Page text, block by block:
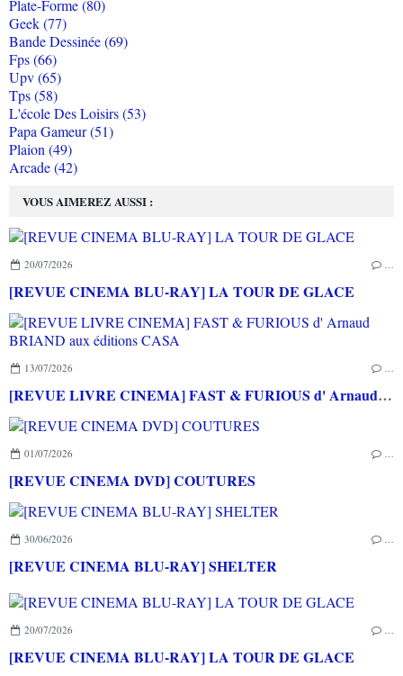
VOUS AIMEREZ AUSSI :
20/07/2026 …
[REVUE CINEMA BLU-RAY] LA TOUR DE GLACE
13/07/2026 …
[REVUE LIVRE CINEMA] FAST & FURIOUS d' Arnaud BRIAND aux éditions CASA
01/07/2026 …
[REVUE CINEMA DVD] COUTURES
30/06/2026 …
[REVUE CINEMA BLU-RAY] SHELTER
20/07/2026 …
[REVUE CINEMA BLU-RAY] LA TOUR DE GLACE
Plate-Forme (80)
Geek (77)
Bande Dessinée (69)
Fps (66)
Upv (65)
Tps (58)
L'école Des Loisirs (53)
Papa Gameur (51)
Plaion (49)
Arcade (42)